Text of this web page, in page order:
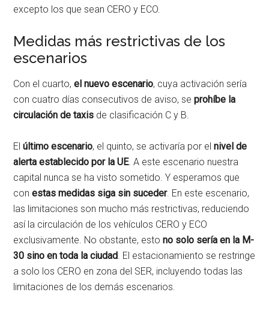
excepto los que sean CERO y ECO.
Medidas más restrictivas de los
escenarios
Con el cuarto,el nuevo escenario, cuya activación sería
con cuatro días consecutivos de aviso, seprohíbe la
circulación de taxis de clasificación C y B.
Elúltimo escenario, el quinto, se activaría por el nivel de
alerta establecido por la UE. A este escenario nuestra
capital nunca se ha visto sometido. Y esperamos que
conestas medidas siga sin suceder. En este escenario,
las limitaciones son mucho más restrictivas, reduciendo
así la circulación de los vehículos CERO y ECO
exclusivamente. No obstante, estono solo sería en la M-
30 sino en toda la ciudad. El estacionamiento se restringe
a solo los CERO en zona del SER, incluyendo todas las
limitaciones de los demás escenarios.